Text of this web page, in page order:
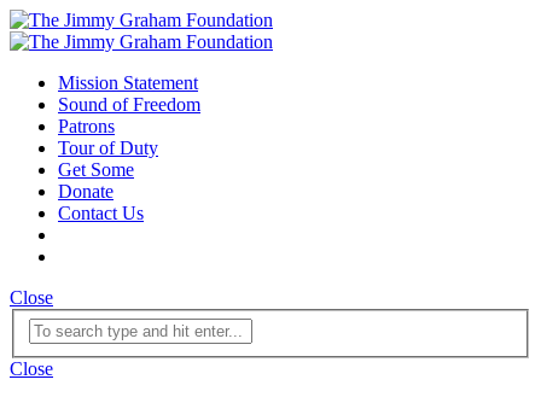
Mission Statement
Sound of Freedom
Patrons
Tour of Duty
Get Some
Donate
Contact Us
Close
Close